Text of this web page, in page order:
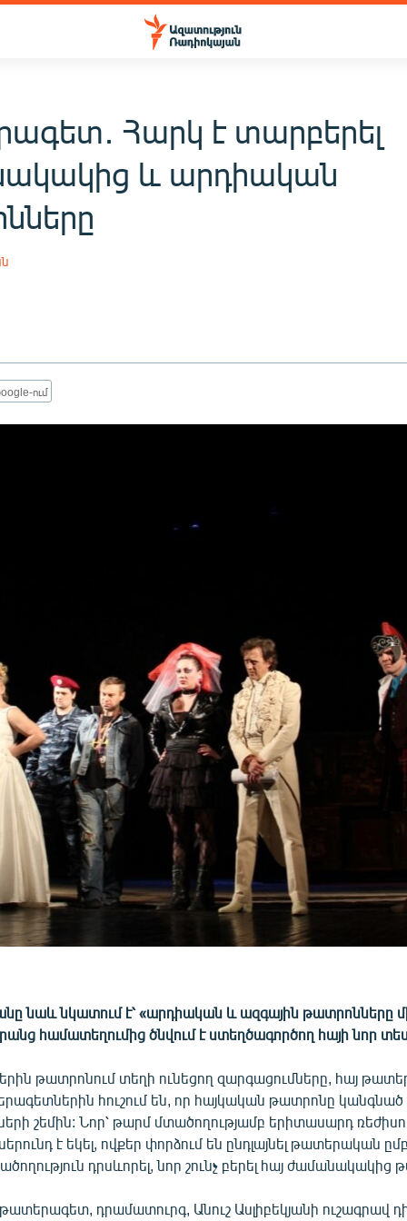
Հարկ է տարբերել
և արդիական
ում
նաև նկատում է՝ «արդիական և ազգային թատրոնները
համատեղումից ծնվում է ստեղծագործող հայի նոր
թատրոնում տեղի ունեցող զարգացումները, հայ
հուշում են, որ հայկական թատրոնը կանգնած է
շեմին: Նոր՝ թարմ մտածողությամբ երիտասարդ
է եկել, ովքեր փորձում են ընդլայնել թատերական
դրսևորել, նոր շունչ բերել հայ ժամանակակից
թատերագետ, դրամատուրգ, Անուշ Ասլիբեկյանի ուշագրավ